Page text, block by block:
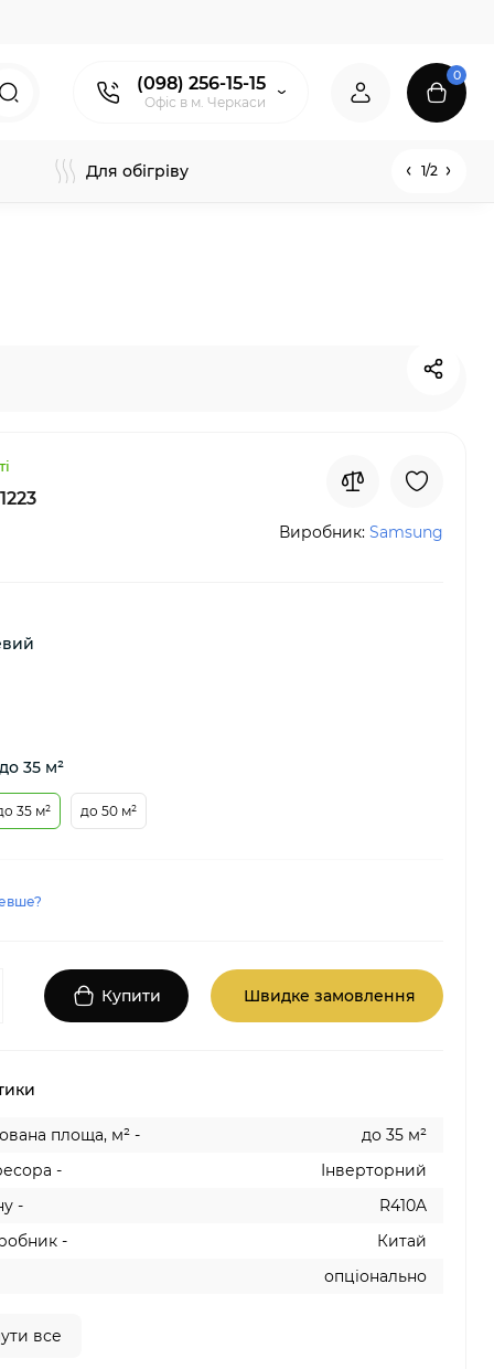
(098) 256-15-15
Офіс в м. Черкаси
0
Для обігріву 1/2
1223
Виробник: Samsung
35 м²
35 м² до 50 м²
Купити Швидке замовлення
площа, м² -
до 35 м²
-
Інверторний
-
R410A
-
Китай
опціонально
все